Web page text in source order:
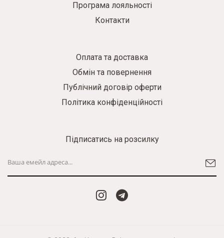
Програма лояльності
Контакти
Оплата та доставка
Обмін та повернення
Публічний договір оферти
Політика конфіденційності
Підписатись на розсилку